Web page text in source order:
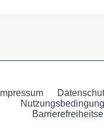
Impressum